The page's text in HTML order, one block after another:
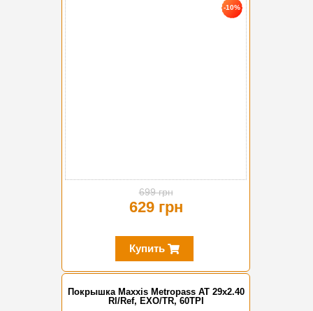
-10%
699 грн
629 грн
Купить
Покрышка Maxxis Metropass AT 29x2.40
Rl/Ref, EXO/TR, 60TPI